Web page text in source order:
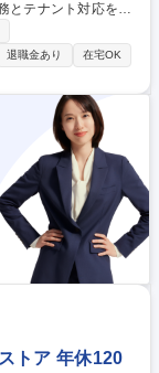
とテナント対応を任
OJTとなり丁寧に
】 ■
物流施設、学校等 ■
含めたマネジメント
ラを守る専門職！
退職金あり
在宅OK
トア 年休120